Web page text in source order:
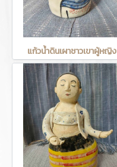
แก้วน้ำดินเผาชาวเขาผู้หญิง